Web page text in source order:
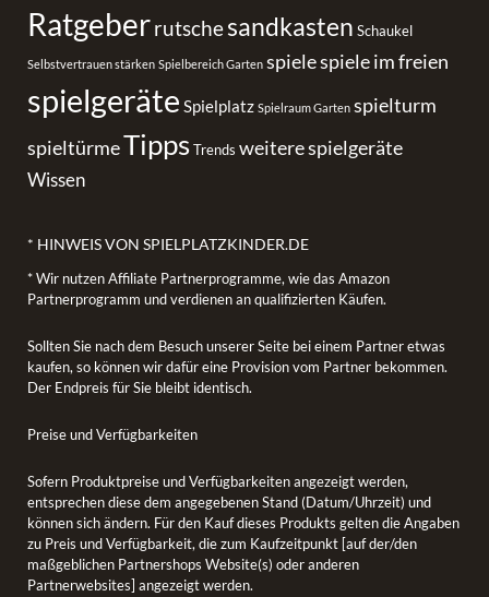
Ratgeberrutschesandkasten Schaukel
Selbstvertrauen stärken Spielbereich Garten spielespiele im freien
spielgeräte Spielplatz Spielraum Garten spielturm
spieltürmeTippsTrends weitere spielgeräte
Wissen
* HINWEIS VON SPIELPLATZKINDER.DE
* Wir nutzen Affiliate Partnerprogramme, wie das Amazon
Partnerprogramm und verdienen an qualifizierten Käufen.
Sollten Sie nach dem Besuch unserer Seite bei einem Partner etwas
kaufen, so können wir dafür eine Provision vom Partner bekommen.
Der Endpreis für Sie bleibt identisch.
Preise und Verfügbarkeiten
Sofern Produktpreise und Verfügbarkeiten angezeigt werden,
entsprechen diese dem angegebenen Stand (Datum/Uhrzeit) und
können sich ändern. Für den Kauf dieses Produkts gelten die Angaben
zu Preis und Verfügbarkeit, die zum Kaufzeitpunkt [auf der/den
maßgeblichen Partnershops Website(s) oder anderen
Partnerwebsites] angezeigt werden.